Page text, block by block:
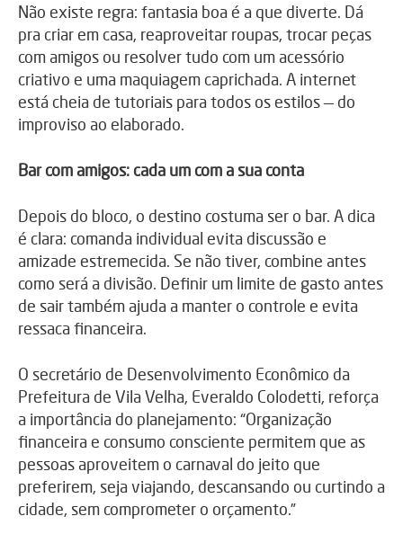
Não existe regra: fantasia boa é a que diverte. Dá
pra criar em casa, reaproveitar roupas, trocar peças
com amigos ou resolver tudo com um acessório
criativo e uma maquiagem caprichada. A internet
está cheia de tutoriais para todos os estilos — do
improviso ao elaborado.
Bar com amigos: cada um com a sua conta
Depois do bloco, o destino costuma ser o bar. A dica
é clara: comanda individual evita discussão e
amizade estremecida. Se não tiver, combine antes
como será a divisão. Definir um limite de gasto antes
de sair também ajuda a manter o controle e evita
ressaca financeira.
O secretário de Desenvolvimento Econômico da
Prefeitura de Vila Velha, Everaldo Colodetti, reforça
a importância do planejamento: “Organização
financeira e consumo consciente permitem que as
pessoas aproveitem o carnaval do jeito que
preferirem, seja viajando, descansando ou curtindo a
cidade, sem comprometer o orçamento.”